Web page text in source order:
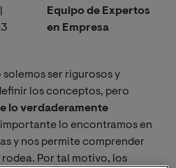
Equipo de Expertos
en Empresa
ser rigurosos y
los conceptos, pero
lo verdaderamente
importante lo encontramos en
y nos permite comprender
Por tal motivo, los